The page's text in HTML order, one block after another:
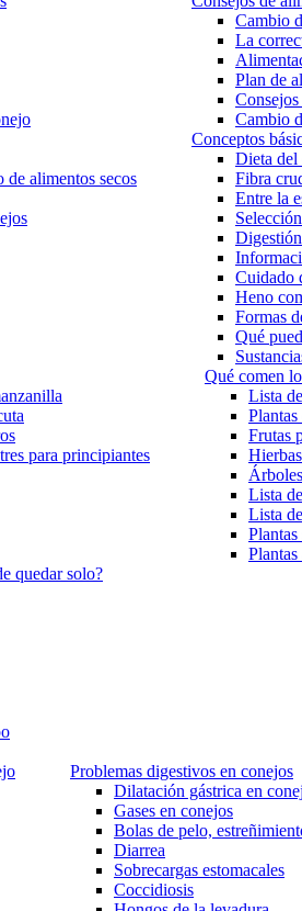
de alimentos secos
Cambio
La
Plan de
Cambio
Conceptos
Dieta del
Fibra
Entre la
Digestión
Cuidado
Heno
Formas
Qué
para principiantes
Qué comen
Lista
Frutas
Lista
Lista
quedar solo?
Problemas digestivos en conejos
Dilatación gástrica en
Gases en conejos
Bolas de pelo,
Diarrea
Sobrecargas estomacales
Coccidiosis